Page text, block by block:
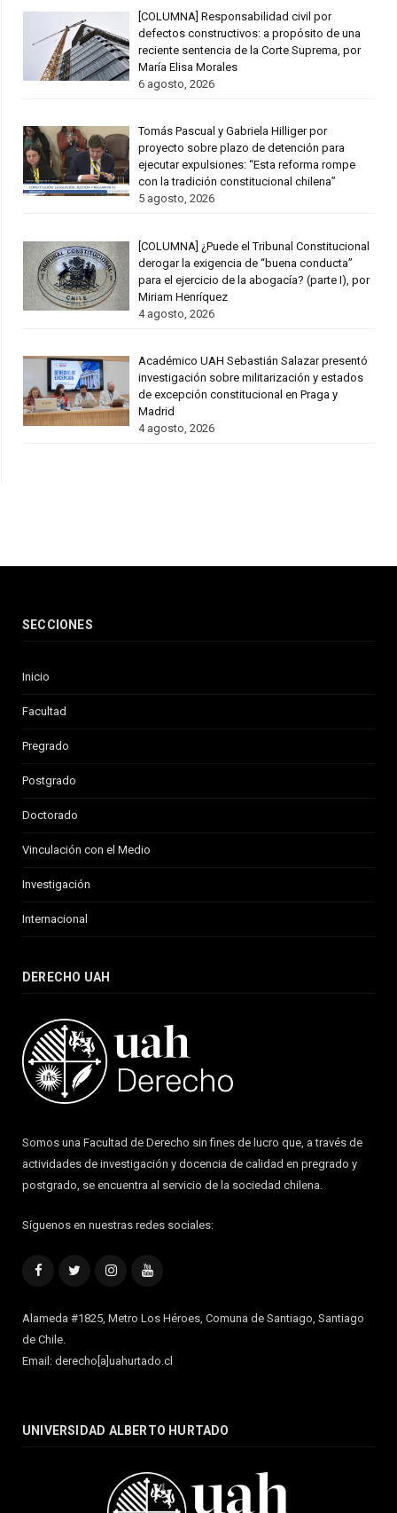
[COLUMNA] Responsabilidad civil por
defectos constructivos: a propósito de una
reciente sentencia de la Corte Suprema, por
María Elisa Morales
6 agosto, 2026
Tomás Pascual y Gabriela Hilliger por
proyecto sobre plazo de detención para
ejecutar expulsiones: “Esta reforma rompe
con la tradición constitucional chilena”
5 agosto, 2026
[COLUMNA] ¿Puede el Tribunal Constitucional
derogar la exigencia de “buena conducta”
para el ejercicio de la abogacía? (parte I), por
Miriam Henríquez
4 agosto, 2026
Académico UAH Sebastián Salazar presentó
investigación sobre militarización y estados
de excepción constitucional en Praga y
Madrid
4 agosto, 2026
SECCIONES
Inicio
Facultad
Pregrado
Postgrado
Doctorado
Vinculación con el Medio
Investigación
Internacional
DERECHO UAH
Somos una Facultad de Derecho sin fines de lucro que, a través de
actividades de investigación y docencia de calidad en pregrado y
postgrado, se encuentra al servicio de la sociedad chilena.
Síguenos en nuestras redes sociales:
FacebookTwitterInstagramYouTube
Alameda #1825, Metro Los Héroes, Comuna de Santiago, Santiago
de Chile.
Email: derecho[a]uahurtado.cl
UNIVERSIDAD ALBERTO HURTADO